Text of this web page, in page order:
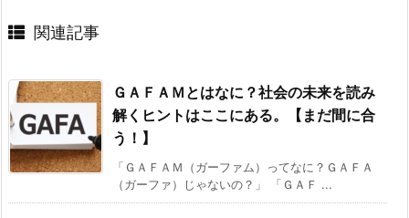
関連記事
ＧＡＦＡＭとはなに？社会の未来を読み
解くヒントはここにある。【まだ間に合
う！】
「ＧＡＦＡＭ（ガーファム）ってなに？ＧＡＦＡ
（ガーファ）じゃないの？」 「ＧＡＦ ...